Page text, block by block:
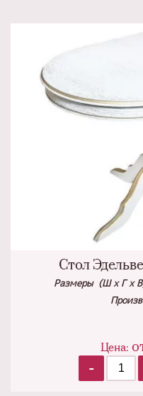
Стол
Размеры (Ш х Г х
Цена:
-